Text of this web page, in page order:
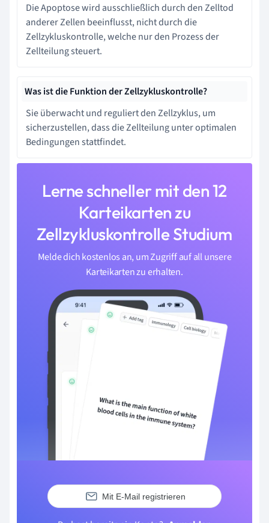
Die Apoptose wird ausschließlich durch den Zelltod
anderer Zellen beeinflusst, nicht durch die
Zellzykluskontrolle, welche nur den Prozess der
Zellteilung steuert.
Was ist die Funktion der Zellzykluskontrolle?
Sie überwacht und reguliert den Zellzyklus, um
sicherzustellen, dass die Zellteilung unter optimalen
Bedingungen stattfindet.
Lerne schneller mit den 12
Karteikarten zu
Zellzykluskontrolle Studium
Melde dich kostenlos an, um Zugriff auf all unsere
Karteikarten zu erhalten.
Mit E-Mail registrieren